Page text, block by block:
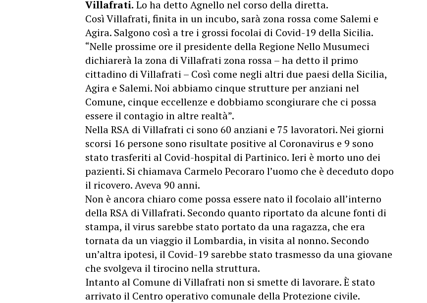
Villafrati. Lo ha detto Agnello nel corso della diretta.
Così Villafrati, finita in un incubo, sarà zona rossa come Salemi e
Agira. Salgono così a tre i grossi focolai di Covid-19 della Sicilia.
“Nelle prossime ore il presidente della Regione Nello Musumeci
dichiarerà la zona di Villafrati zona rossa – ha detto il primo
cittadino di Villafrati – Così come negli altri due paesi della Sicilia,
Agira e Salemi. Noi abbiamo cinque strutture per anziani nel
Comune, cinque eccellenze e dobbiamo scongiurare che ci possa
essere il contagio in altre realtà”.
Nella RSA di Villafrati ci sono 60 anziani e 75 lavoratori. Nei giorni
scorsi 16 persone sono risultate positive al Coronavirus e 9 sono
stato trasferiti al Covid-hospital di Partinico. Ieri è morto uno dei
pazienti. Si chiamava Carmelo Pecoraro l’uomo che è deceduto dopo
il ricovero. Aveva 90 anni.
Non è ancora chiaro come possa essere nato il focolaio all’interno
della RSA di Villafrati. Secondo quanto riportato da alcune fonti di
stampa, il virus sarebbe stato portato da una ragazza, che era
tornata da un viaggio il Lombardia, in visita al nonno. Secondo
un’altra ipotesi, il Covid-19 sarebbe stato trasmesso da una giovane
che svolgeva il tirocino nella struttura.
Intanto al Comune di Villafrati non si smette di lavorare. È stato
arrivato il Centro operativo comunale della Protezione civile.